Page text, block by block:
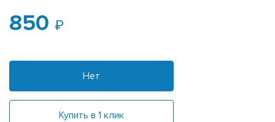
850
Нет
Купить в 1 клик